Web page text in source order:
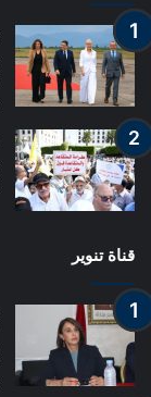
قناة تنوير